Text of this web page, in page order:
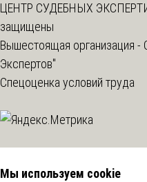
ЦЕНТР СУДЕБНЫХ
защищены
Вышестоящая организация -
Экспертов"
Спецоценка условий труда
Мы используем cookie